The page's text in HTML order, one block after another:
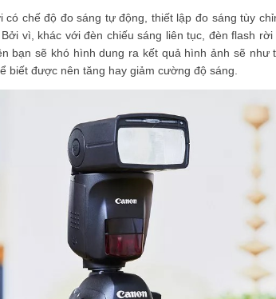
chế độ đo sáng tự động, thiết lập đo sáng tùy
vì, khác với đèn chiếu sáng liên tục, đèn flash
bạn sẽ khó hình dung ra kết quả hình ảnh sẽ
biết được nên tăng hay giảm cường độ sáng.